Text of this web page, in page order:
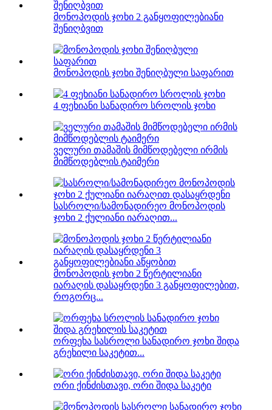
მონოპოდის ჯოხი 2 განყოფილებიანი
შენიღბვით
მონოპოდის ჯოხი შენიღბული საფარით
4 ფეხიანი სანადირო სროლის ჯოხი
ველური თამაშის მიმწოდებელი ირმის
მიმწოდებლის ტაიმერი
სასროლი/სამონადირეო მონოპოდის
ჯოხი 2 ქულიანი იარაღით...
მონოპოდის ჯოხი 2 წერტილიანი
იარაღის დასაყრდენი 3 განყოფილებით,
როგორც...
ორფეხა სასროლი სანადირო ჯოხი შიდა
გრეხილი საკეტით...
ორი ქინძისთავი, ორი შიდა საკეტი